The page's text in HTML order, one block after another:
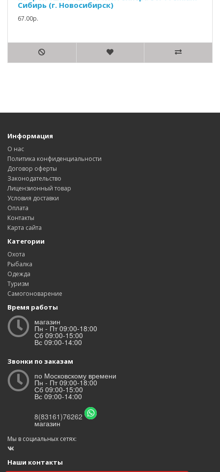
Сибирь (г. Новосибирск)
67.00р.
Информация
О нас
Политика конфиденциальности
Договор оферты
Законодательство
Лицензионный товар
Условия доставки
Оплата
Контакты
Карта сайта
Категории
Охота
Рыбалка
Одежда
Туризм
Самогоноварение
Время работы
магазин
Пн - Пт 09:00-18:00
Сб 09:00-15:00
Вс 09:00-14:00
Звонки по заказам
по Московскому времени
Пн - Пт 09:00-18:00
Сб 09:00-15:00
Вс 09:00-14:00
8(83161)76262
магазин
Мы в социальных сетях:
Наши контакты